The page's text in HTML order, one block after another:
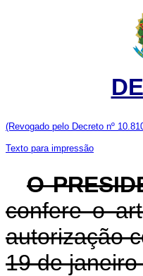
(Revogado pelo Decreto nº
Texto para impressão
O
confere o
autorização
19 de